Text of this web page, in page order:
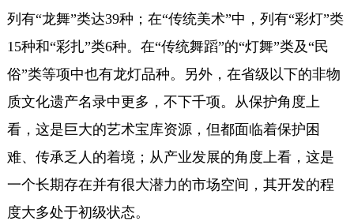
列有“龙舞”类达39种；在“传统美术”中，列有“彩灯”类
15种和“彩扎”类6种。在“传统舞蹈”的“灯舞”类及“民
俗”类等项中也有龙灯品种。另外，在省级以下的非物
质文化遗产名录中更多，不下千项。从保护角度上
看，这是巨大的艺术宝库资源，但都面临着保护困
难、传承乏人的着境；从产业发展的角度上看，这是
一个长期存在并有很大潜力的市场空间，其开发的程
度大多处于初级状态。